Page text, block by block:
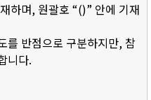
하며, 원괄호 “()” 안에 기재
를 반점으로 구분하지만, 참
니다.